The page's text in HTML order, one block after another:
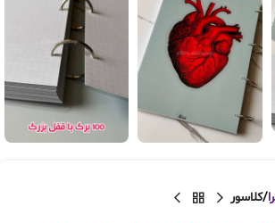
کلاسور